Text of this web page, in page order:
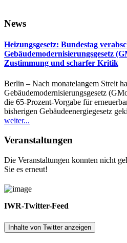
News
Heizungsgesetz: Bundestag
Gebäudemodernisierungsgesetz
Zustimmung und scharfer Kritik
Berlin – Nach monatelangem Streit
Gebäudemodernisierungsgesetz
die 65-Prozent-Vorgabe für
bisherigen Gebäudeenergiegesetz
weiter...
Veranstaltungen
Die Veranstaltungen konnten nicht
Sie es erneut!
IWR-Twitter-Feed
Inhalte von Twitter anzeigen